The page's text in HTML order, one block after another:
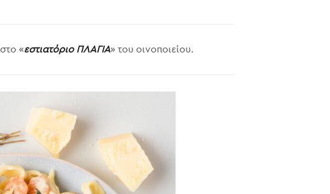
«εστιατόριο ΠΛΑΓΙΑ» του οινοποιείου.